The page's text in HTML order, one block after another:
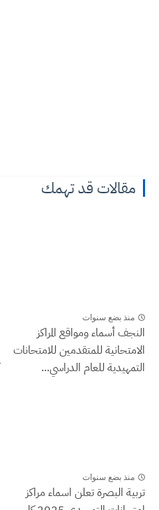
مقالات قد تهمك
منذ بضع سنوات
النجف أسماء ومواقع المراكز
الامتحانية للمتقدمين للامتحانات
التمهيدية للعام الدراسي...
منذ بضع سنوات
تربية البصرة تعلن اسماء مراكز